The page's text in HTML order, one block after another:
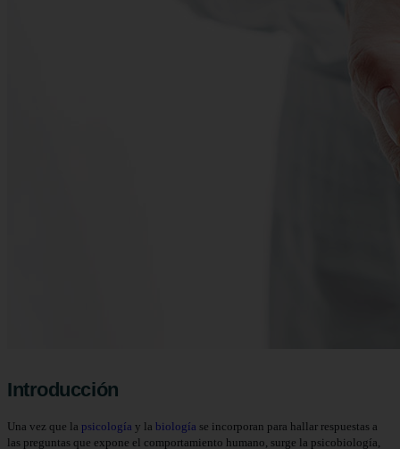
Introducción
Una vez que la psicología y la biología se incorporan para hallar respuestas a
las preguntas que expone el comportamiento humano, surge la psicobiología,